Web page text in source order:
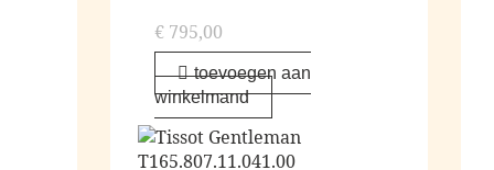
€ 795,00
toevoegen aan
winkelmand